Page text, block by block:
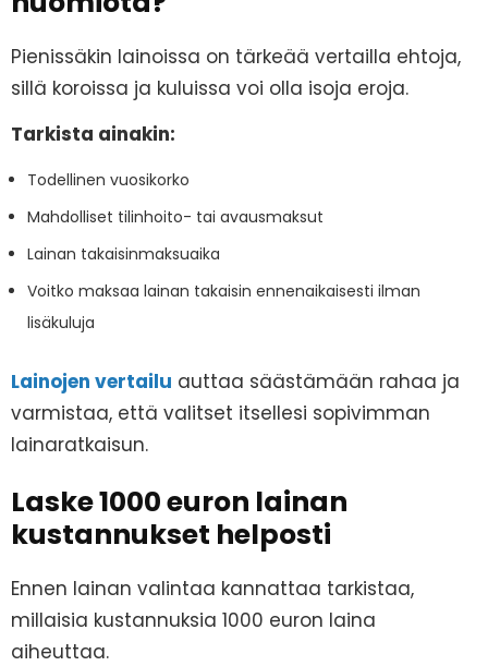
Pienissäkin lainoissa on tärkeää vertailla ehtoja,
sillä koroissa ja kuluissa voi olla isoja eroja.
Tarkista ainakin:
Todellinen vuosikorko
Mahdolliset tilinhoito- tai avausmaksut
Lainan takaisinmaksuaika
Voitko maksaa lainan takaisin ennenaikaisesti ilman
lisäkuluja
Lainojen vertailu auttaa säästämään rahaa ja
varmistaa, että valitset itsellesi sopivimman
lainaratkaisun.
Laske 1000 euron lainan
kustannukset helposti
Ennen lainan valintaa kannattaa tarkistaa,
millaisia kustannuksia 1000 euron laina
aiheuttaa.